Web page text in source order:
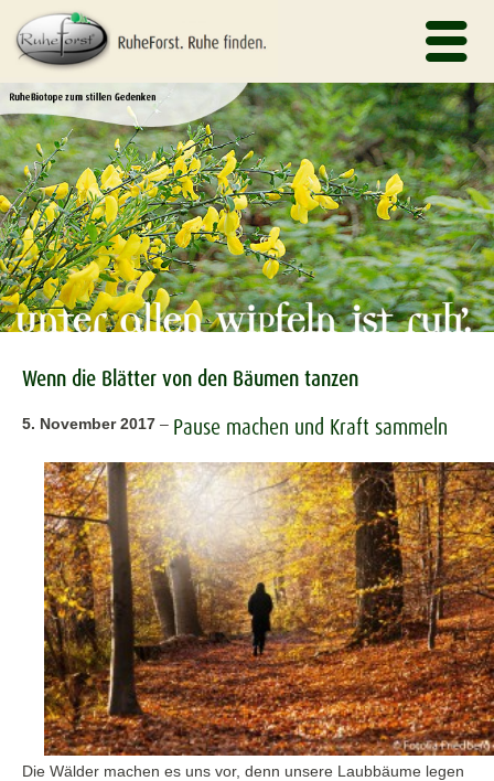
Wenn die Blätter von den Bäumen tanzen
5. November 2017 – Pause machen und Kraft sammeln
Die Wälder machen es uns vor, denn unsere Laubbäume legen